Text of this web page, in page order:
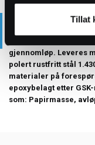
Tillat
gjennomløp. Leveres
polert rustfritt stål
materialer på
epoxybelagt etter
som: Papirmasse,